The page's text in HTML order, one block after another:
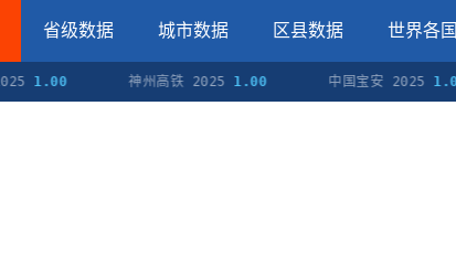
省级数据 城市数据 区县数据 世界各国
神州高铁 2025 1.00 中国宝安 2025 1.00